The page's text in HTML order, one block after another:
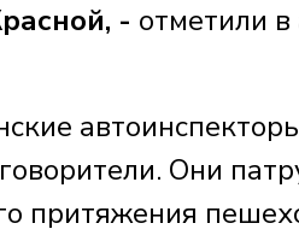
- отметили
Они
притяжения